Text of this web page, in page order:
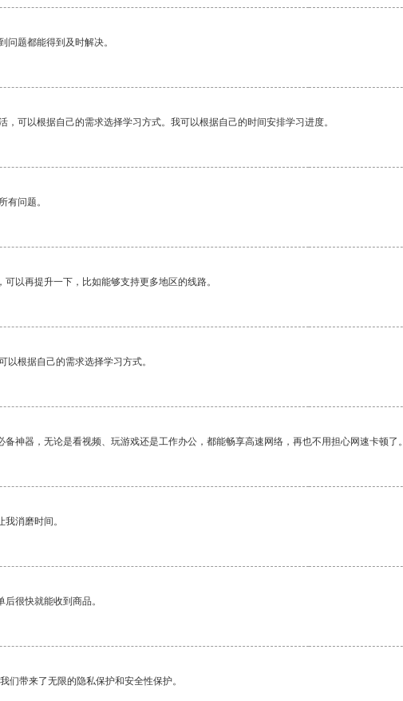
问题都能得到及时解决。
，可以根据自己的需求选择学习方式。我可以根据自己的时间安排学习进度。
有问题。
以再提升一下，比如能够支持更多地区的线路。
以根据自己的需求选择学习方式。
神器，无论是看视频、玩游戏还是工作办公，都能畅享高速网络，再也不用担心网速卡顿
消磨时间。
很快就能收到商品。
们带来了无限的隐私保护和安全性保护。